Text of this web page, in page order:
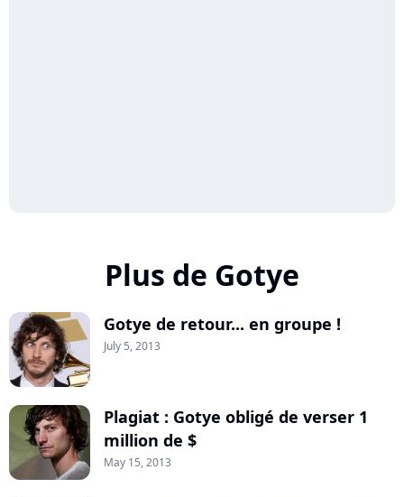
Plus de Gotye
Gotye de retour... en groupe !
July 5, 2013
Plagiat : Gotye obligé de verser 1
million de $
May 15, 2013